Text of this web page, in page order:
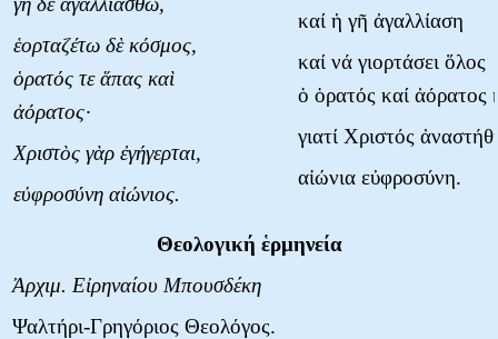
ἑορταζέτω δὲ κόσμος,
ὁρατός τε ἅπας καὶ
ἀόρατος·
Χριστὸς γὰρ ἐγήγερται,
εὐφροσύνη αἰώνιος.
καί ἡ γῆ ἀγαλλίαση
καί νά γιορτάσει ὅλος
ὁ ὁρατός καί ἀόρατος
γιατί Χριστός
αἰώνια εὐφροσύνη.
Θεολογική ἑρμηνεία
Ἀρχιμ. Εἰρηναίου Μπουσδέκη
Ψαλτήρι-Γρηγόριος Θεολόγος.